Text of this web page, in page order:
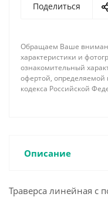
возможность
соответствующей
элементами и
учетом всех
поднимаемого
Поделиться
Обращаем Ваше
характеристики и
ознакомительный
офертой, определяемой
кодекса Российской
Описание
Траверса линейная с